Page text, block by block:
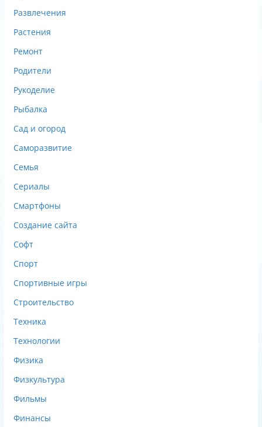
Развлечения
Растения
Ремонт
Родители
Рукоделие
Рыбалка
Сад и огород
Саморазвитие
Семья
Сериалы
Смартфоны
Создание сайта
Софт
Спорт
Спортивные игры
Строительство
Техника
Технологии
Физика
Физкультура
Фильмы
Финансы